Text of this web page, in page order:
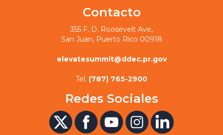
Contacto
355 F. D. Roosevelt Ave,
San Juan, Puerto Rico 00918
elevatesummit@ddec.pr.gov
Tel. (787) 765-2900
Redes Sociales